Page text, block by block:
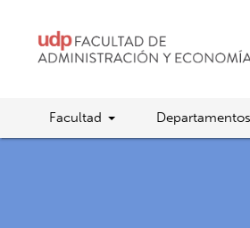
Facultad Departamentos